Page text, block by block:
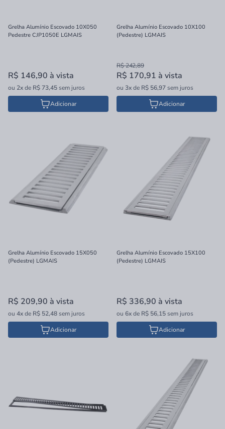
Grelha Alumínio Escovado 10X050
Pedestre CJP1050E LGMAIS
R$ 146,90 à vista
ou 2xde R$ 73,45sem juros
Adicionar
Grelha Alumínio Escovado 10X100
(Pedestre) LGMAIS
R$ 242,89
R$ 170,91 à vista
ou 3xde R$ 56,97sem juros
Adicionar
Grelha Alumínio Escovado 15X050
(Pedestre) LGMAIS
R$ 209,90 à vista
ou 4xde R$ 52,48sem juros
Adicionar
Grelha Alumínio Escovado 15X100
(Pedestre) LGMAIS
R$ 336,90 à vista
ou 6xde R$ 56,15sem juros
Adicionar